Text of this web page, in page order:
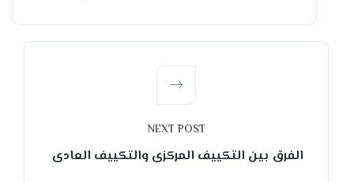
NEXT POST
الفرق بين التكييف المركزى والتكييف العادى